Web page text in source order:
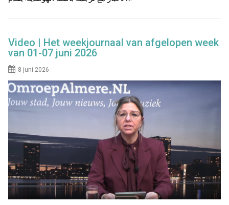
Video | Het weekjournaal van afgelopen week
van 01-07 juni 2026
8 juni 2026